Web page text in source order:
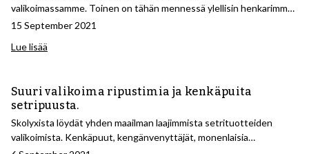
valikoimassamme. Toinen on tähän mennessä ylellisin henkarimme,
joka on valmistettu korkeimpien standardien mukaisesti
eksklusiivinen kiiltävä viimeistely. Lisäksi uudenlainen
15 September 2021
Lue lisää
Suuri valikoima ripustimia ja kenkäpuita
setripuusta.
Skolyxista löydät yhden maailman laajimmista setrituotteiden
valikoimista. Kenkäpuut, kengänvenyttäjät, monenlaisia
henkareita, kenkäsuojia, kengänhoitolaatikoita, säilytyslaatikoita,